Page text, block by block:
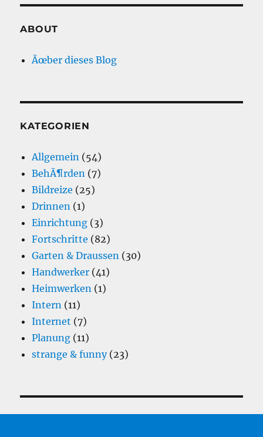
ABOUT
Ãœber dieses Blog
KATEGORIEN
Allgemein (54)
BehÃ¶rden (7)
Bildreize (25)
Drinnen (1)
Einrichtung (3)
Fortschritte (82)
Garten & Draussen (30)
Handwerker (41)
Heimwerken (1)
Intern (11)
Internet (7)
Planung (11)
strange & funny(23)